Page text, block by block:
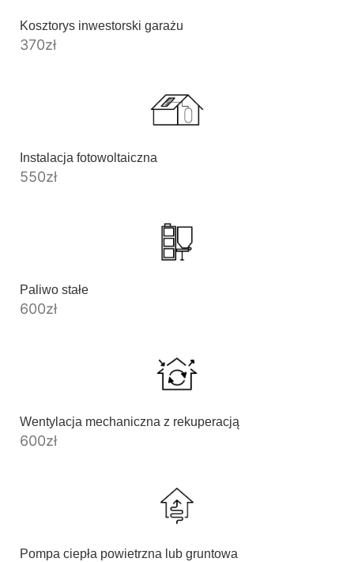
Kosztorys inwestorski garażu
370zł
Instalacja fotowoltaiczna
550zł
Paliwo stałe
600zł
Wentylacja mechaniczna z rekuperacją
600zł
Pompa ciepła powietrzna lub gruntowa